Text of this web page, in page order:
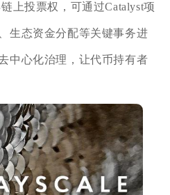
上投票权，可通过Catalyst项
生态资金分配等关键事务进
中心化治理，让代币持有者